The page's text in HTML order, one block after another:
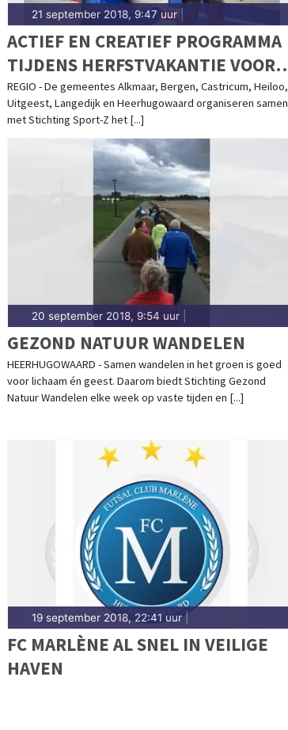
21 september 2018, 9:47 uur|
ACTIEF EN CREATIEF PROGRAMMA
TIJDENS HERFSTVAKANTIE VOOR
KINDEREN MET GGZ-
ZORGINDICATIE
REGIO - De gemeentes Alkmaar, Bergen, Castricum, Heiloo,
Uitgeest, Langedijk en Heerhugowaard organiseren samen
met Stichting Sport-Z het [...]
20 september 2018, 9:54 uur|
GEZOND NATUUR WANDELEN
HEERHUGOWAARD - Samen wandelen in het groen is goed
voor lichaam én geest. Daarom biedt Stichting Gezond
Natuur Wandelen elke week op vaste tijden en [...]
19 september 2018, 22:41 uur|
FC MARLÈNE AL SNEL IN VEILIGE
HAVEN